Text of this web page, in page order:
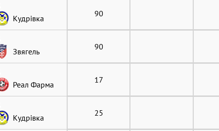
Кудрівка 90
Звягель 90
Реал Фарма 17
Кудрівка 25